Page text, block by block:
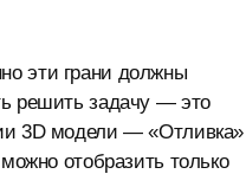
эти грани должны
решить задачу — это
3D модели — «Отливка»
отобразить только